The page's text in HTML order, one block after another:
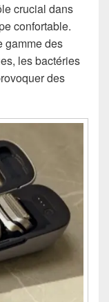
crucial dans
confortable.
gamme des
les bactéries
des